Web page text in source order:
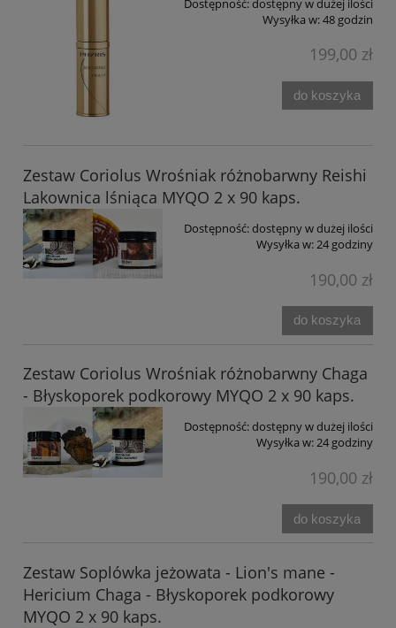
Dostępność:dostępny w dużej ilości
Wysyłka w:48 godzin
199,00 zł
do koszyka
Zestaw Coriolus Wrośniak różnobarwny Reishi
Lakownica lśniąca MYQO 2 x 90 kaps.
Dostępność:dostępny w dużej ilości
Wysyłka w:24 godziny
190,00 zł
do koszyka
Zestaw Coriolus Wrośniak różnobarwny Chaga
- Błyskoporek podkorowy MYQO 2 x 90 kaps.
Dostępność:dostępny w dużej ilości
Wysyłka w:24 godziny
190,00 zł
do koszyka
Zestaw Soplówka jeżowata - Lion's mane -
Hericium Chaga - Błyskoporek podkorowy
MYQO 2 x 90 kaps.